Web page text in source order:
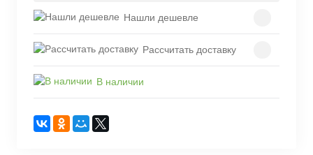
Нашли дешевле
Рассчитать доставку
В наличии